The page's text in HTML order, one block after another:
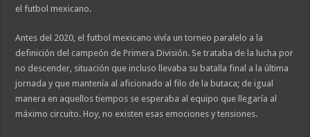
el futbol mexicano.
Antes del 2020, el futbol mexicano vivía un torneo paralelo a la
definición del campeón de Primera División. Se trataba de la lucha por
no descender, situación que incluso llevaba su batalla final a la última
jornada y que mantenía al aficionado al filo de la butaca; de igual
manera en aquellos tiempos se esperaba al equipo que llegaría al
máximo circuito. Hoy, no existen esas emociones y tensiones.